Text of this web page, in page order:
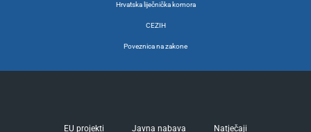
Hrvatska liječnička komora
CEZIH
Poveznica na zakone
EU projekti Javna nabava Natječaji